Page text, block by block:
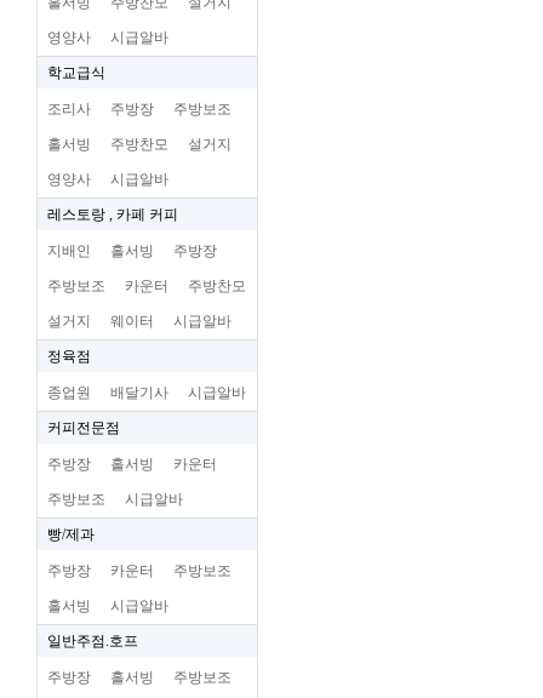
영양사 시급알바
학교급식
조리사 주방장 주방보조
홀서빙 주방찬모 설거지
영양사 시급알바
레스토랑 , 카페 커피
지배인 홀서빙 주방장
주방보조 카운터 주방찬모
설거지 웨이터 시급알바
정육점
종업원 배달기사 시급알바
커피전문점
주방장 홀서빙 카운터
주방보조 시급알바
빵/제과
주방장 카운터 주방보조
홀서빙 시급알바
일반주점.호프
주방장 홀서빙 주방보조